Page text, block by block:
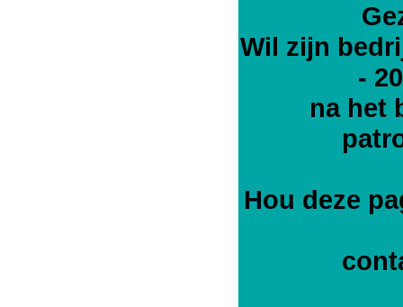
Wil zijn
-
na het
Hou deze